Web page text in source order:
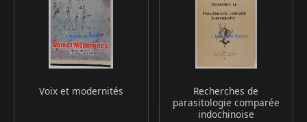
Voix et modernités
Recherches de
parasitologie comparée
indochinoise